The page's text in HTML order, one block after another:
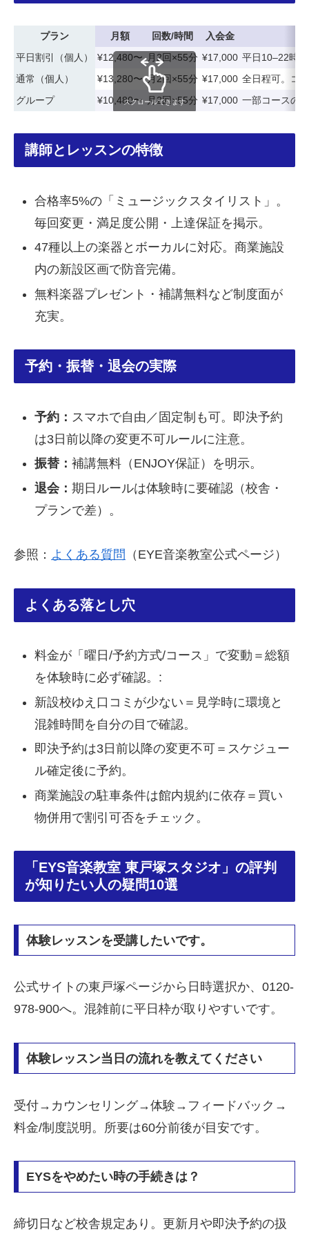
プラン 月額 回数/時間
入会金
平日割引（個人）
¥12,480〜 月2回×55分 ¥17,000 平日10–22時
通常（個人）
¥13,280〜 月2回×55分 ¥17,000 全日程可。コ
グループ
¥10,480〜 月2回×55分 ¥17,000 一部コースの
スクロールできます
講師とレッスンの特徴
合格率5%の「ミュージックスタイリスト」。
毎回変更・満足度公開・上達保証を掲示。
47種以上の楽器とボーカルに対応。商業施設
内の新設区画で防音完備。
無料楽器プレゼント・補講無料など制度面が
充実。
予約・振替・退会の実際
予約： スマホで自由／固定制も可。即決予約
は3日前以降の変更不可ルールに注意。
振替： 補講無料（ENJOY保証）を明示。
退会： 期日ルールは体験時に要確認（校舎・
プランで差）。
参照： よくある質問 （EYE音楽教室公式ページ）
よくある落とし穴
料金が「曜日/予約方式/コース」で変動＝総額
を体験時に必ず確認。:
新設校ゆえ口コミが少ない＝見学時に環境と
混雑時間を自分の目で確認。
即決予約は3日前以降の変更不可＝スケジュー
ル確定後に予約。
商業施設の駐車条件は館内規約に依存＝買い
物併用で割引可否をチェック。
「EYS音楽教室 東戸塚スタジオ」の評判
が知りたい人の疑問10選
体験レッスンを受講したいです。
公式サイトの東戸塚ページから日時選択か、0120-
978-900へ。混雑前に平日枠が取りやすいです。
体験レッスン当日の流れを教えてください
受付→カウンセリング→体験→フィードバック→
料金/制度説明。所要は60分前後が目安です。
EYSをやめたい時の手続きは？
締切日など校舎規定あり。更新月や即決予約の扱